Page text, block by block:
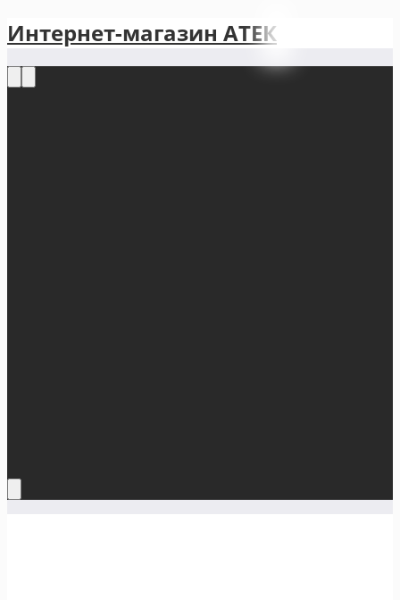
Интернет-магазин АТЕКㅤ